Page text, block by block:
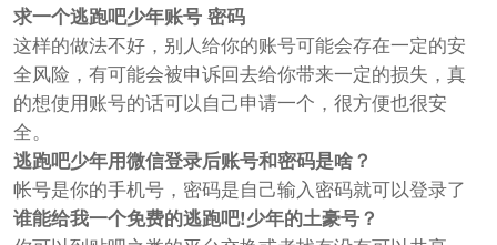
求一个逃跑吧少年账号 密码
这样的做法不好，别人给你的账号可能会存在一定的安
全风险，有可能会被申诉回去给你带来一定的损失，真
的想使用账号的话可以自己申请一个，很方便也很安
全。
逃跑吧少年用微信登录后账号和密码是啥？
帐号是你的手机号，密码是自己输入密码就可以登录了
谁能给我一个免费的逃跑吧!少年的土豪号？